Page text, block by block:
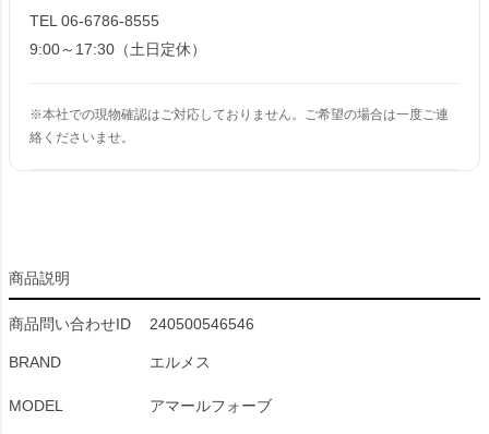
TEL 06-6786-8555
9:00～17:30（土日定休）
※本社での現物確認はご対応しておりません。ご希望の場合は一度ご連
絡くださいませ。
商品説明
商品問い合わせID 240500546546
BRAND エルメス
MODEL アマールフォーブ